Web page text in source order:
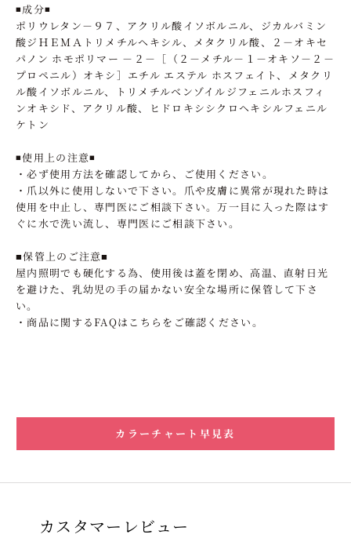
◾️成分◾️
ポリウレタン－９７、アクリル酸イソボルニル、ジカルバミン
酸ジＨＥＭＡトリメチルヘキシル、メタクリル酸、２－オキセ
パノン ホモポリマー －２－［（２－メチル－１－オキソ－２－
プロペニル）オキシ］エチル エステル ホスフェイト、メタクリ
ル酸イソボルニル、トリメチルベンゾイルジフェニルホスフィ
ンオキシド、アクリル酸、ヒドロキシシクロヘキシルフェニル
ケトン
◾️使用上の注意◾️
・必ず使用方法を確認してから、ご使用ください。
・爪以外に使用しないで下さい。爪や皮膚に異常が現れた時は
使用を中止し、専門医にご相談下さい。万一目に入った際はす
ぐに水で洗い流し、専門医にご相談下さい。
■保管上のご注意■
屋内照明でも硬化する為、使用後は蓋を閉め、高温、直射日光
を避けた、乳幼児の手の届かない安全な場所に保管して下さ
い。
・商品に関するFAQはこちらをご確認ください。
カラーチャート早見表
カスタマーレビュー